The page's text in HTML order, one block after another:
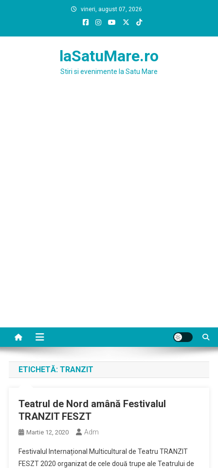
vineri, august 07, 2026
laSatuMare.ro
Stiri si evenimente la Satu Mare
ETICHETĂ: TRANZIT
Teatrul de Nord amână Festivalul
TRANZIT FESZT
Martie 12, 2020 Adm
Festivalul Internațional Multicultural de Teatru TRANZIT
FESZT 2020 organizat de cele două trupe ale Teatrului de